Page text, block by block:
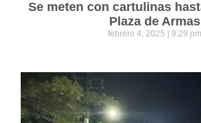
Se meten con cartulinas
Plaza de Armas
febrero 4, 2025 9:29 pm